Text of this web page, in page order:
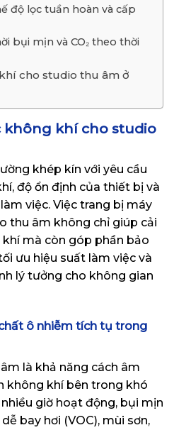
độ lọc tuần hoàn và cấp
bụi mịn và CO₂ theo thời
cho studio thu âm ở
không khí cho studio
khép kín với yêu cầu
độ ổn định của thiết bị và
việc. Việc trang bị máy
thu âm không chỉ giúp cải
mà còn góp phần bảo
ưu hiệu suất làm việc và
lý tưởng cho không gian
ô nhiễm tích tụ trong
là khả năng cách âm
không khí bên trong khó
giờ hoạt động, bụi mịn
bay hơi (VOC), mùi sơn,